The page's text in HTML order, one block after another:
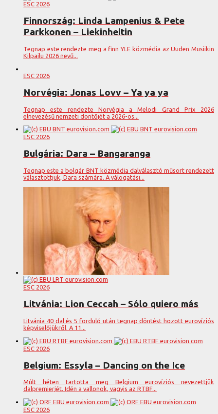
ESC 2026
Finnország: Linda Lampenius & Pete
Parkkonen – Liekinheitin
Tegnap este rendezte meg a finn YLE közmédia az Uuden Musiikin
Kilpailu 2026 nevű...
ESC 2026
Norvégia: Jonas Lovv – Ya ya ya
Tegnap este rendezte Norvégia a Melodi Grand Prix 2026
elnevezésű nemzeti döntőjét a 2026-os...
ESC 2026
Bulgária: Dara – Bangaranga
Tegnap este a bolgár BNT közmédia dalválasztó műsort rendezett
választottjuk, Dara számára. A válogatási...
ESC 2026
Litvánia: Lion Ceccah – Sólo quiero más
Litvánia 40 dal és 5 forduló után tegnap döntést hozott eurovíziós
képviselőjükről. A 11...
ESC 2026
Belgium: Essyla – Dancing on the Ice
Múlt héten tartotta meg Belgium eurovíziós nevezettjük
dalpremierjét. Idén a vallonok, vagyis az RTBF...
ESC 2026